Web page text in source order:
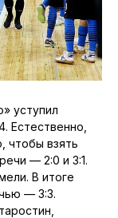
уступил
Естественно,
чтобы взять
— 2:0 и 3:1.
В итоге
— 3:3.